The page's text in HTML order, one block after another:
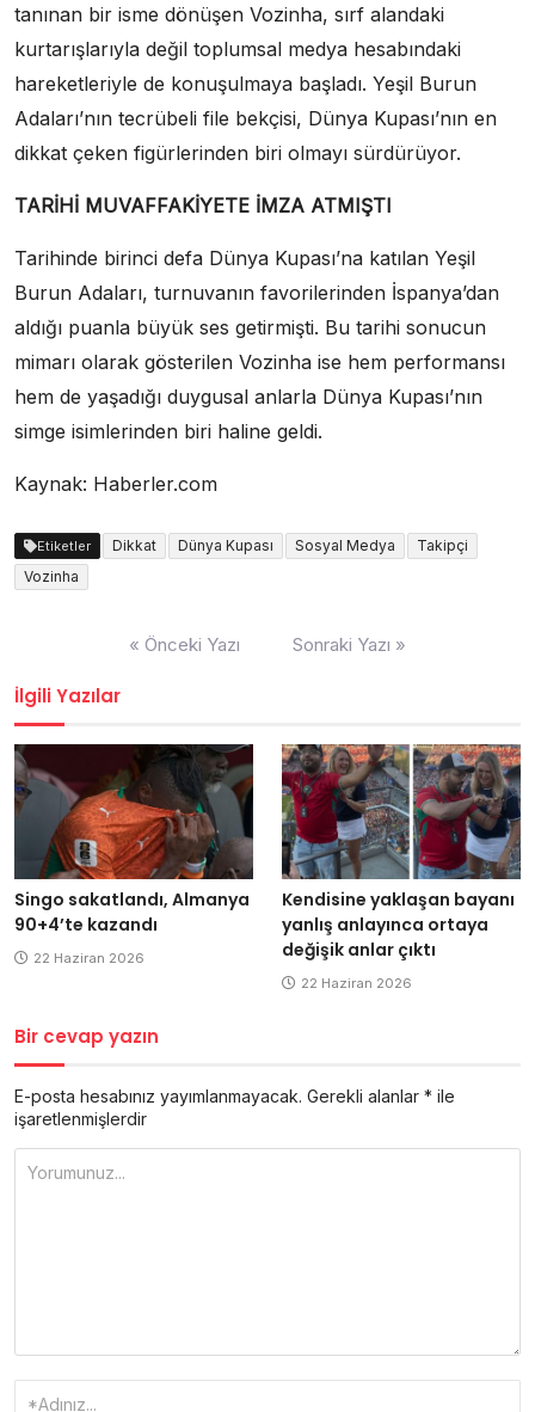
tanınan bir isme dönüşen Vozinha, sırf alandaki
kurtarışlarıyla değil toplumsal medya hesabındaki
hareketleriyle de konuşulmaya başladı. Yeşil Burun
Adaları’nın tecrübeli file bekçisi, Dünya Kupası’nın en
dikkat çeken figürlerinden biri olmayı sürdürüyor.
TARİHİ MUVAFFAKİYETE İMZA ATMIŞTI
Tarihinde birinci defa Dünya Kupası’na katılan Yeşil
Burun Adaları, turnuvanın favorilerinden İspanya’dan
aldığı puanla büyük ses getirmişti. Bu tarihi sonucun
mimarı olarak gösterilen Vozinha ise hem performansı
hem de yaşadığı duygusal anlarla Dünya Kupası’nın
simge isimlerinden biri haline geldi.
Kaynak: Haberler.com
Etiketler Dikkat Dünya Kupası Sosyal Medya
Takipçi
Vozinha
« Önceki Yazı Sonraki Yazı »
İlgili Yazılar
Singo sakatlandı, Almanya
90+4’te kazandı
22 Haziran 2026
Kendisine yaklaşan bayanı
yanlış anlayınca ortaya
değişik anlar çıktı
22 Haziran 2026
Bir cevap yazın
E-posta hesabınız yayımlanmayacak. Gerekli alanlar * ile
işaretlenmişlerdir